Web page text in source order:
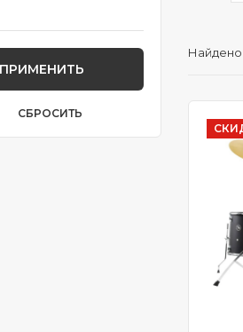
ПРИМЕНИТЬ
СБРОСИТЬ